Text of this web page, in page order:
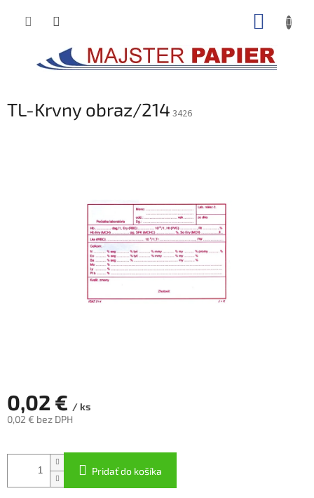
TL-Krvny obraz/214 3426
0,02 € / ks
0,02 € bez DPH
cena:
Pridať do košíka